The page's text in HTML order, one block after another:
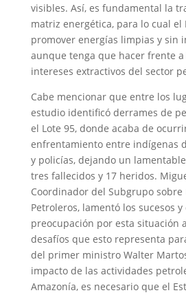
visibles. Así, es fundamental la
matriz energética, para lo cual el
promover energías limpias y sin
aunque tenga que hacer frente a
intereses extractivos del sector
Cabe mencionar que entre los
estudio identificó derrames de
el Lote 95, donde acaba de
enfrentamiento entre indígenas
y policías, dejando un
tres fallecidos y 17 heridos.
Coordinador del Subgrupo sobre
Petroleros, lamentó los sucesos y
preocupación por esta situación
desafíos que esto representa
del primer ministro Walter
impacto de las actividades
Amazonía, es necesario que el